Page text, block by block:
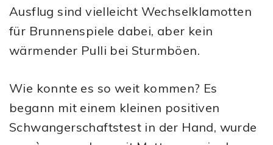
Ausflug sind vielleicht Wechselklamotten
für Brunnenspiele dabei, aber kein
wärmender Pulli bei Sturmböen.
Wie konnte es so weit kommen? Es
begann mit einem kleinen positiven
Schwangerschaftstest in der Hand, wurde